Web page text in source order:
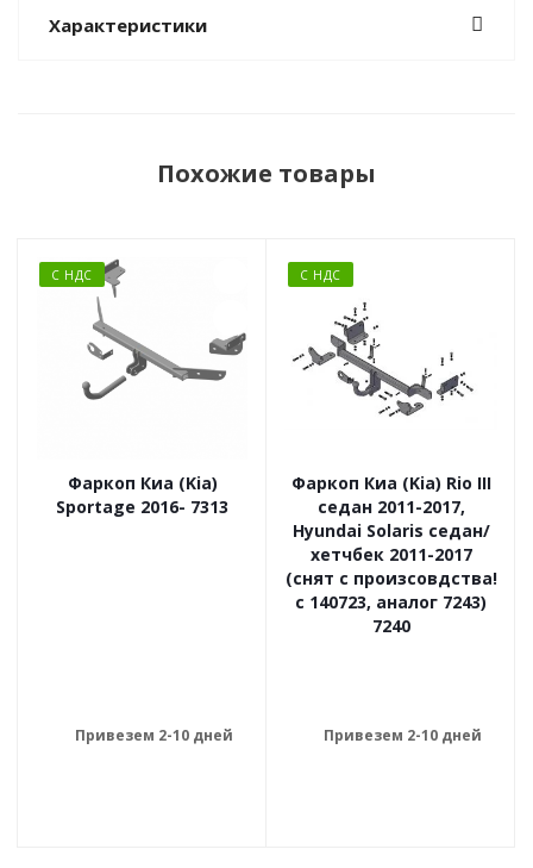
Характеристики
Похожие товары
С НДС
Фаркоп Киа (Kia)
Sportage 2016- 7313
Привезем 2-10 дней
С НДС
Фаркоп Киа (Kia) Rio III
седан 2011-2017,
Hyundai Solaris седан/
хетчбек 2011-2017
(снят с произсовдства!
с 140723, аналог 7243)
7240
Привезем 2-10 дней